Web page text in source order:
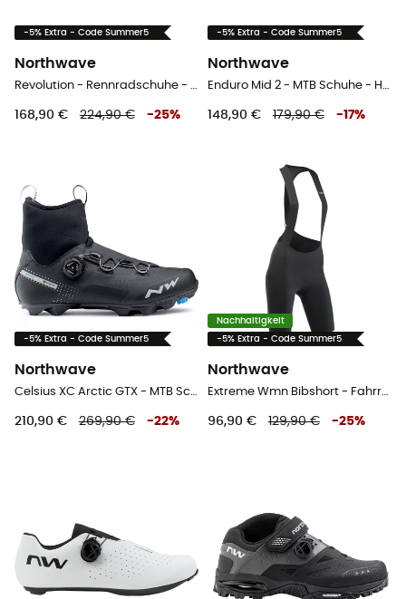
-5% Extra - Code Summer5
Northwave
Revolution - Rennradschuhe - Herren
168,90 € 224,90 € -25%
-5% Extra - Code Summer5
Northwave
Enduro Mid 2 - MTB Schuhe - Herren
148,90 € 179,90 € -17%
-5% Extra - Code Summer5
Northwave
Celsius XC Arctic GTX - MTB Schuhe
210,90 € 269,90 € -22%
Nachhaltigkeit
-5% Extra - Code Summer5
Northwave
Extreme Wmn Bibshort - Fahrradhose - Damen
96,90 € 129,90 € -25%